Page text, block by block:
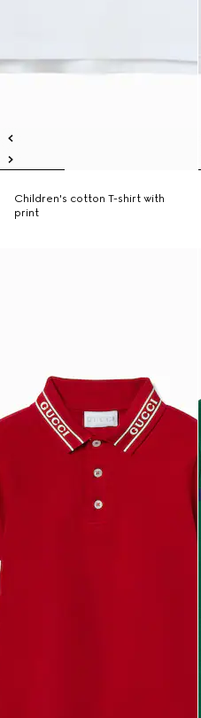
Children's cotton T-shirt with
print